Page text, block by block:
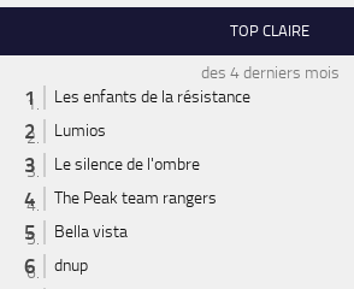
TOP CLAIRE
des 4 derniers mois
Les enfants de la résistance
Lumios
Le silence de l'ombre
The Peak team rangers
Bella vista
dnup